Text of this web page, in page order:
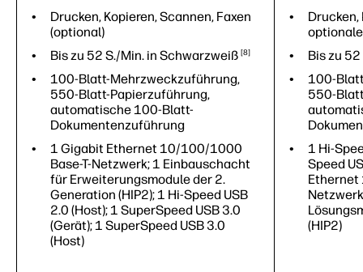
Drucken, Kopieren, Scannen, Faxen
(optional)
Bis zu 52 S./Min. in Schwarzweiß 8
100-Blatt-Mehrzweckzuführung,
550-Blatt-Papierzuführung,
automatische 100-Blatt-
Dokumentenzuführung
1 Gigabit Ethernet 10/100/1000
Base-T-Netzwerk; 1 Einbauschacht
für Erweiterungsmodule der 2.
Generation (HIP2); 1 Hi-Speed USB
2.0 (Host); 1 SuperSpeed USB 3.0
(Gerät); 1 SuperSpeed USB 3.0
(Host)
Drucken,
Bis zu
100-
550-
1 Hi-
Speed
Ethernet
(HIP2)